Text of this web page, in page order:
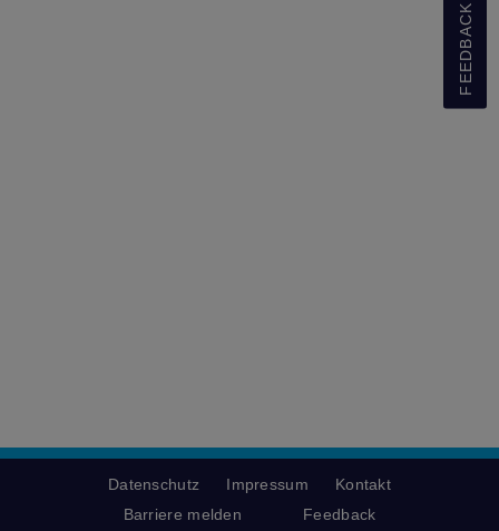
FEEDBACK
Datenschutz Impressum
Kontakt
Barriere melden
Feedback